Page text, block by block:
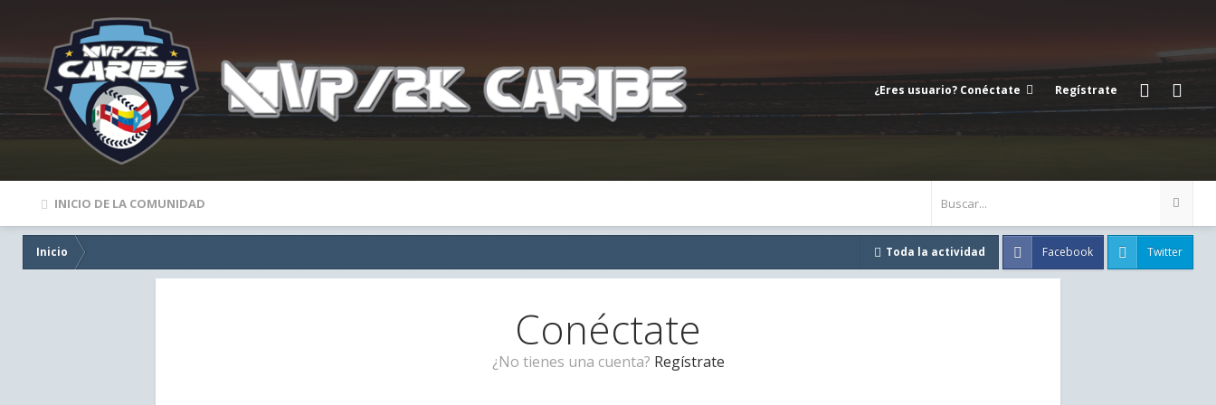
¿Eres usuario? Conéctate Regístrate
INICIO DE LA COMUNIDAD
Toda la actividad
Inicio Facebook Twitter
Conéctate
¿No tienes una cuenta? Regístrate